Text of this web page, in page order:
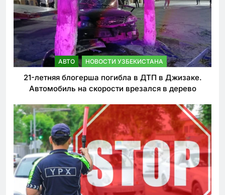
АВТО НОВОСТИ УЗБЕКИСТАНА
21-летняя блогерша погибла в ДТП в Джизаке.
Автомобиль на скорости врезался в дерево